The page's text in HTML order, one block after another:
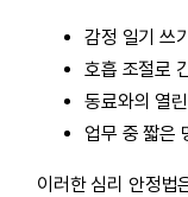
감정 일기 쓰
호흡 조절로
동료와의 열
업무 중 짧은
이러한 심리 안정법